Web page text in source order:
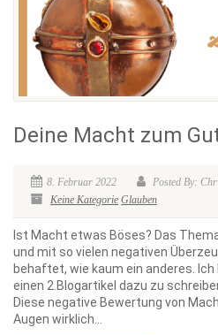
Deine Macht zum
8. Februar 2022
Posted By:
Keine Kategorie Glauben
Ist Macht etwas Böses? Das
und mit so vielen negativen
behaftet, wie kaum ein anderes.
einen 2.Blogartikel dazu zu
Diese negative Bewertung von
Augen wirklich...